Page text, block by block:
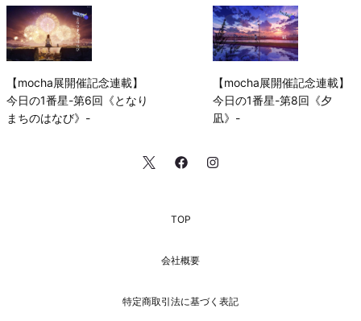
【mocha展開催記念連載】
今日の1番星-第6回《となり
まちのはなび》-
【mocha展開催記念連載】
今日の1番星-第8回《夕
凪》-
TOP
会社概要
特定商取引法に基づく表記